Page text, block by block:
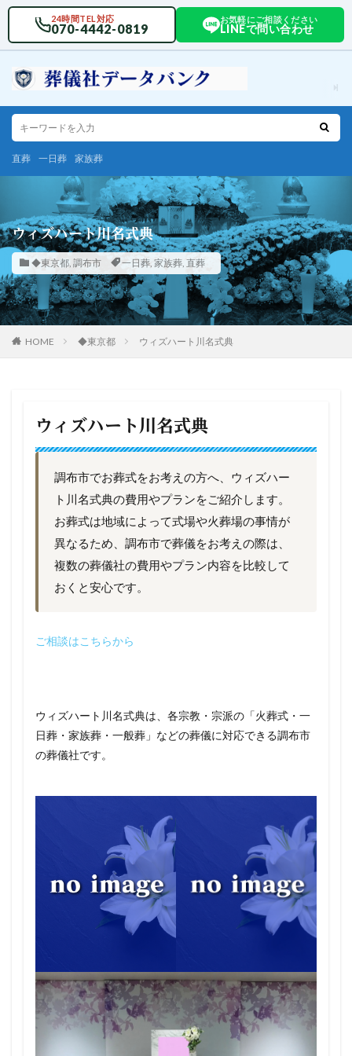
24時間TEL対応
070-4442-0819
お気軽にご相談ください
LINEで問い合わせ
直葬 一日葬 家族葬
ウィズハート川名式典
◆東京都, 調布市 一日葬, 家族葬, 直葬
HOME ◆東京都 ウィズハート川名式典
ウィズハート川名式典
調布市でお葬式をお考えの方へ、ウィズハー
ト川名式典の費用やプランをご紹介します。
お葬式は地域によって式場や火葬場の事情が
異なるため、調布市で葬儀をお考えの際は、
複数の葬儀社の費用やプラン内容を比較して
おくと安心です。
ご相談はこちらから
ウィズハート川名式典は、各宗教・宗派の「火葬式・一
日葬・家族葬・一般葬」などの葬儀に対応できる調布市
の葬儀社です。